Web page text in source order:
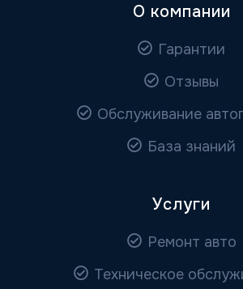
О компании
Гарантии
Отзывы
Обслуживание
База знаний
Услуги
Ремонт авто
Техническое